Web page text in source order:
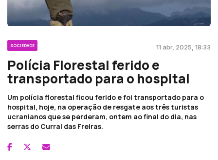
SOCIEDADE 11 abr, 2025, 18:33
Polícia Florestal ferido e
transportado para o hospital
Um polícia florestal ficou ferido e foi transportado para o
hospital, hoje, na operação de resgate aos três turistas
ucranianos que se perderam, ontem ao final do dia, nas
serras do Curral das Freiras.